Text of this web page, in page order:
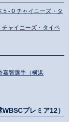
- 0 チャイニーズ・タ
ャイニーズ・タイペ
嘉智選手（横浜
プレミア12）